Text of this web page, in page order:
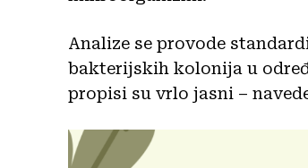
Analize se provode
bakterijskih kolonija u
propisi su vrlo jasni –